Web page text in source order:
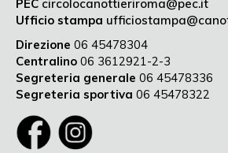
PEC circolocanottieriroma@pec.it
Ufficio stampa
Direzione 06 45478304
Centralino 06 3612921-2-3
Segreteria generale 06 45478336
Segreteria sportiva 06 45478322